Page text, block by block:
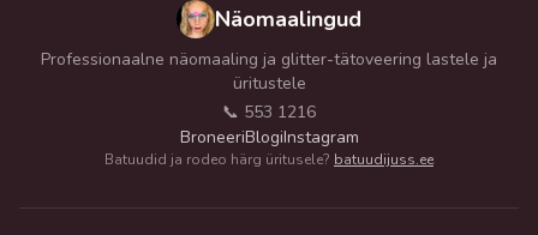
Näomaalingud
Professionaalne näomaaling ja glitter-tätoveering lastele ja
üritustele
📞 553 1216
BroneeriBlogiInstagram
Batuudid ja rodeo härg üritusele? batuudijuss.ee